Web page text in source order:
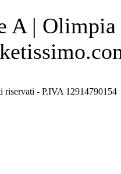
A |
- P.IVA 12914790154